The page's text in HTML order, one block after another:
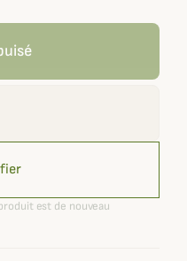
est de nouveau